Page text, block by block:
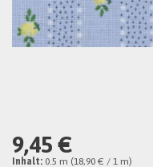
9,45 €
Inhalt: 0.5 m (18,90 € / 1 m)